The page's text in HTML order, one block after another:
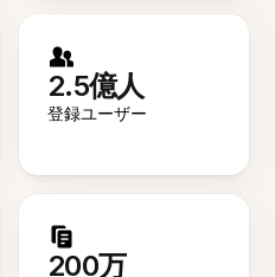
2.5億人
登録ユーザー
200万